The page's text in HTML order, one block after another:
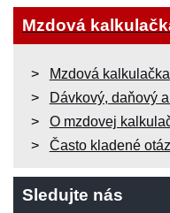
Mzdová
Mzdová kalkulačka
Dávkový, daňový
O mzdovej
Často kladené
Sledujte nás